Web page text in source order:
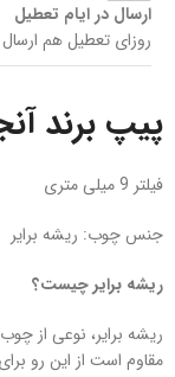
ارسال در ایام تعطیل
روزای تعطیل هم
پیپ برند
فیلتر 9 میلی متری
جنس چوب: ریشه برایر
ریشه برایر چیست؟
ریشه برایر، نوعی از
مقاوم است از این رو